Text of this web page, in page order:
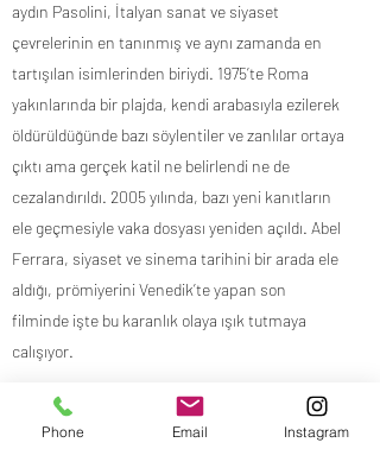
aydın Pasolini, İtalyan sanat ve siyaset
çevrelerinin en tanınmış ve aynı zamanda en
tartışılan isimlerinden biriydi. 1975’te Roma
yakınlarında bir plajda, kendi arabasıyla ezilerek
öldürüldüğünde bazı söylentiler ve zanlılar ortaya
çıktı ama gerçek katil ne belirlendi ne de
cezalandırıldı. 2005 yılında, bazı yeni kanıtların
ele geçmesiyle vaka dosyası yeniden açıldı. Abel
Ferrara, siyaset ve sinema tarihini bir arada ele
aldığı, prömiyerini Venedik’te yapan son
filminde işte bu karanlık olaya ışık tutmaya
calışıyor.
Phone Email Instagram